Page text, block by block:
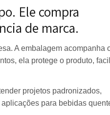
de atender
copo. Ele compra
de